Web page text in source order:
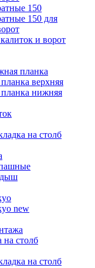
150
150 для
и ворот
планка
верхняя
нижняя
на столб
new
на столб
на столб